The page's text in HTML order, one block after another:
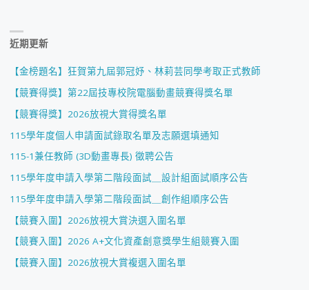
近期更新
【金榜題名】狂賀第九屆郭冠妤、林莉芸同學考取正式教師
【競賽得獎】第22屆技專校院電腦動畫競賽得獎名單
【競賽得獎】2026放視大賞得獎名單
115學年度個人申請面試錄取名單及志願選填通知
115-1兼任教師 (3D動畫專長) 徵聘公告
115學年度申請入學第二階段面試＿設計組面試順序公告
115學年度申請入學第二階段面試＿創作組順序公告
【競賽入圍】2026放視大賞決選入圍名單
【競賽入圍】2026 A+文化資產創意獎學生組競賽入圍
【競賽入圍】2026放視大賞複選入圍名單